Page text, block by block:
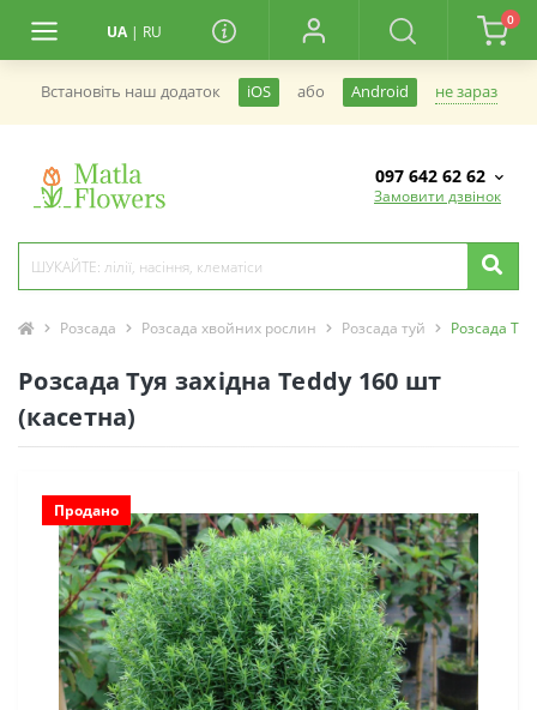
UA | RU
0
Встановiть наш додаток iOS або Android не зараз
097 642 62 62
Замовити дзвінок
Розсада Розсада хвойних рослин Розсада туй Розсада
Розсада Туя західна Teddy 160 шт
(касетна)
Продано